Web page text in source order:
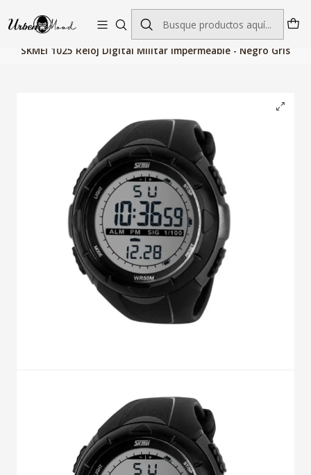
Envío GRATIS desde $60.000 | Entregas rápidas 1–5 días hábiles
Relojes Hombre Relojes Digitales
SKMEI 1025 Reloj Digital Militar Impermeable - Negro Gris